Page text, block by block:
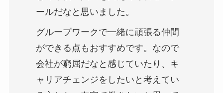
ールだなと思いました。
グループワークで一緒に頑張る仲間
ができる点もおすすめです。なので
会社が窮屈だなと感じていたり、キ
ャリアチェンジをしたいと考えてい